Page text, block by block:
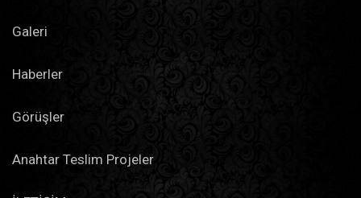
Galeri
Haberler
Görüşler
Anahtar Teslim Projeler